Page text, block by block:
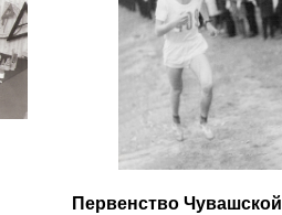
Первенство Чувашской